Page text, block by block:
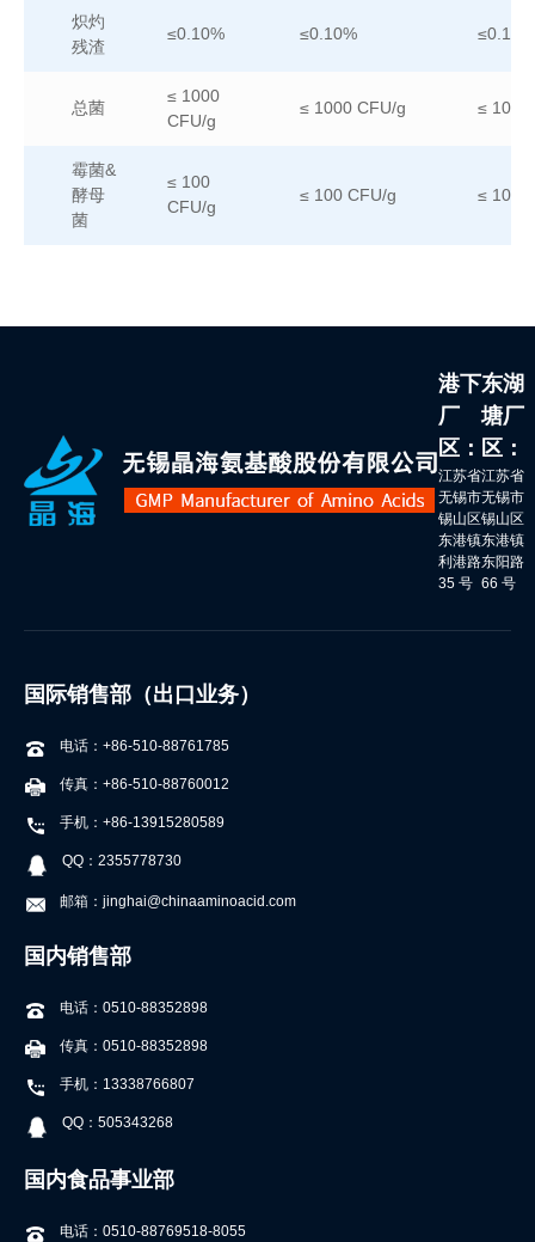
炽灼
残渣
≤0.10% ≤0.10% ≤0.10%
总菌
≤ 1000
CFU/g
≤ 1000 CFU/g ≤ 1000
霉菌&
酵母
菌
≤ 100
CFU/g
≤ 100 CFU/g ≤ 100
港下
厂
区：
江苏省
无锡市
锡山区
东港镇
利港路
35 号
东湖
塘厂
区：
江苏省
无锡市
锡山区
东港镇
东阳路
66 号
国际销售部（出口业务）
电话：+86-510-88761785
传真：+86-510-88760012
手机：+86-13915280589
QQ：2355778730
邮箱：jinghai@chinaaminoacid.com
国内销售部
电话：0510-88352898
传真：0510-88352898
手机：13338766807
QQ：505343268
国内食品事业部
电话：0510-88769518-8055